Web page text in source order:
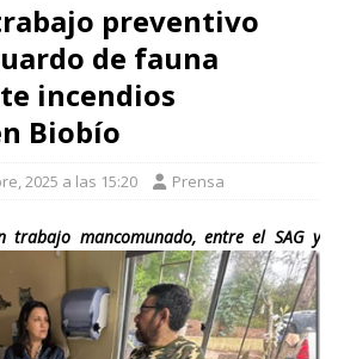
preventivo
de fauna
incendios
Biobío
2025 a las 15:20 Prensa
trabajo mancomunado, entre el SAG y